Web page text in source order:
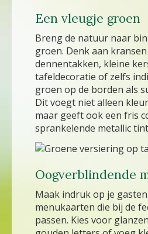
Een vleugje groen
Breng de natuur naar
groen. Denk aan
dennentakken, kleine
tafeldecoratie of zelfs
groen op de borden als
Dit voegt niet alleen
maar geeft ook een fris
sprankelende metallic
Oogverblindende
Maak indruk op je
menukaarten die bij de
passen. Kies voor